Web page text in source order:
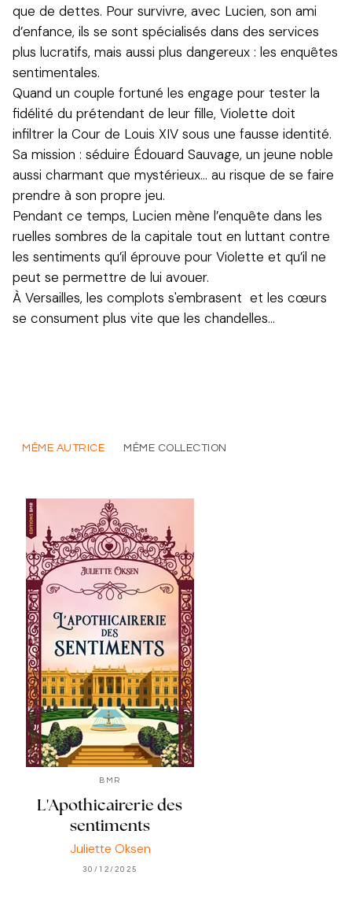
que de dettes. Pour survivre, avec Lucien, son ami
d’enfance, ils se sont spécialisés dans des services
plus lucratifs, mais aussi plus dangereux : les enquêtes
sentimentales.
Quand un couple fortuné les engage pour tester la
fidélité du prétendant de leur fille, Violette doit
infiltrer la Cour de Louis XIV sous une fausse identité.
Sa mission : séduire Édouard Sauvage, un jeune noble
aussi charmant que mystérieux… au risque de se faire
prendre à son propre jeu.
Pendant ce temps, Lucien mène l’enquête dans les
ruelles sombres de la capitale tout en luttant contre
les sentiments qu’il éprouve pour Violette et qu’il ne
peut se permettre de lui avouer.
À Versailles, les complots s'embrasent et les cœurs
se consument plus vite que les chandelles...
MÊME AUTRICE MÊME COLLECTION
BMR
L'Apothicairerie des
sentiments
Juliette Oksen
30/12/2025